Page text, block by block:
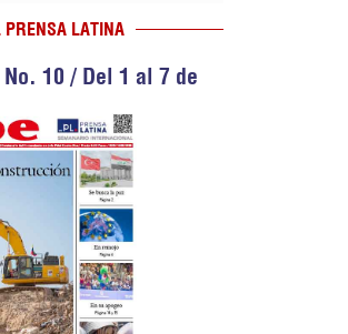
PRENSA LATINA
No. 10 / Del 1 al 7 de